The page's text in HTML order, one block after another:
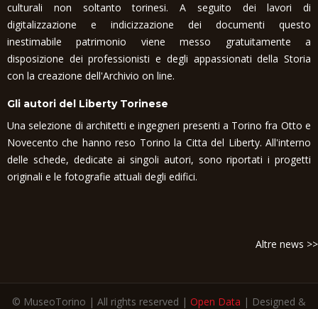
culturali non soltanto torinesi. A seguito dei lavori di
digitalizzazione e indicizzazione dei documenti questo
inestimabile patrimonio viene messo gratuitamente a
disposizione dei professionisti e degli appassionati della Storia
con la creazione dell'Archivio on line.
Gli autori del Liberty Torinese
Una selezione di architetti e ingegneri presenti a Torino fra Otto e
Novecento che hanno reso Torino la Citta del Liberty. All'interno
delle schede, dedicate ai singoli autori, sono riportati i progetti
originali e le fotografie attuali degli edifici.
Altre news >>
© MuseoTorino | All rights reserved | Open Data | Designed &